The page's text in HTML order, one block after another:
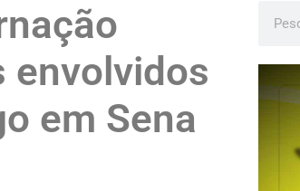
envolvidos
em Sena